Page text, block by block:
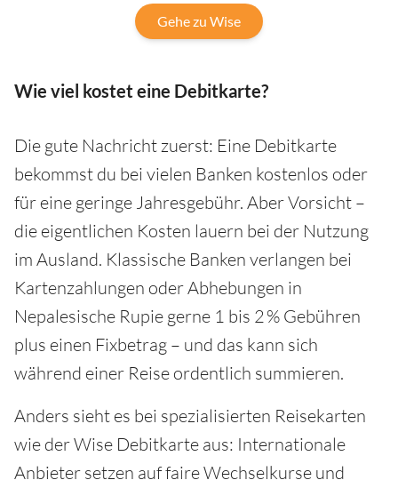
Gehe zu Wise
Wie viel kostet eine Debitkarte?
Die gute Nachricht zuerst: Eine Debitkarte
bekommst du bei vielen Banken kostenlos oder
für eine geringe Jahresgebühr. Aber Vorsicht –
die eigentlichen Kosten lauern bei der Nutzung
im Ausland. Klassische Banken verlangen bei
Kartenzahlungen oder Abhebungen in
Nepalesische Rupie gerne 1 bis 2 % Gebühren
plus einen Fixbetrag – und das kann sich
während einer Reise ordentlich summieren.
Anders sieht es bei spezialisierten Reisekarten
wie der Wise Debitkarte aus: Internationale
Anbieter setzen auf faire Wechselkurse und